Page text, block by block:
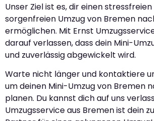
Unser Ziel ist es, dir einen
sorgenfreien Umzug von Bremen
ermöglichen. Mit Ernst
darauf verlassen, dass dein Mini-
und zuverlässig abgewickelt wird.
Warte nicht länger und kontaktiere
um deinen Mini-Umzug von Bremen
planen. Du kannst dich auf uns
Umzugsservice aus Bremen ist dein